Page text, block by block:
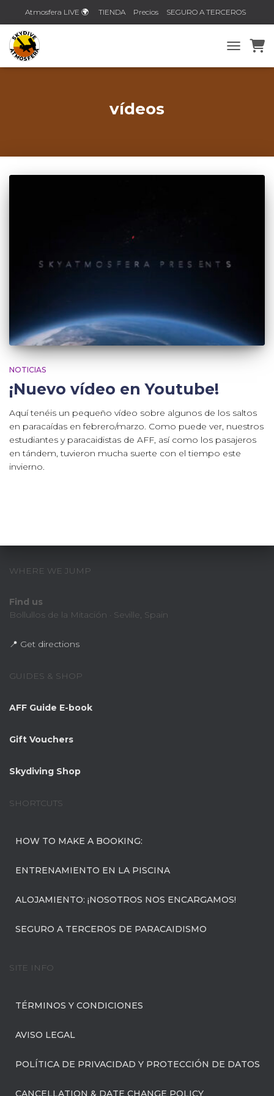
Atmosfera LIVE 🌍 TIENDA Precios SEGURO A TERCEROS
TOGGLE
vídeos
NOTICIAS
¡Nuevo vídeo en Youtube!
Aquí tenéis un pequeño vídeo sobre algunos de los saltos
en paracaídas en febrero/marzo. Como puede ver, nuestros
estudiantes y paracaidistas de AFF, así como los pasajeros
en tándem, tuvieron mucha suerte con el tiempo este
invierno.
WHERE WE JUMP
Find us
Bollullos de la Mitación · Seville, Spain
📍 Get directions
GUIDES & SHOP
AFF Guide E-book
Gift Vouchers
Skydiving Shop
SHORTCUTS
HOW TO MAKE A BOOKING:
ENTRENAMIENTO EN LA PISCINA
ALOJAMIENTO: ¡NOSOTROS NOS ENCARGAMOS!
SEGURO A TERCEROS DE PARACAIDISMO
SITE INFO
TÉRMINOS Y CONDICIONES
AVISO LEGAL
POLÍTICA DE PRIVACIDAD Y PROTECCIÓN DE DATOS
CANCELLATION & DATE CHANGE POLICY